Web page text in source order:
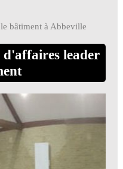
bâtiment à Abbeville
leader